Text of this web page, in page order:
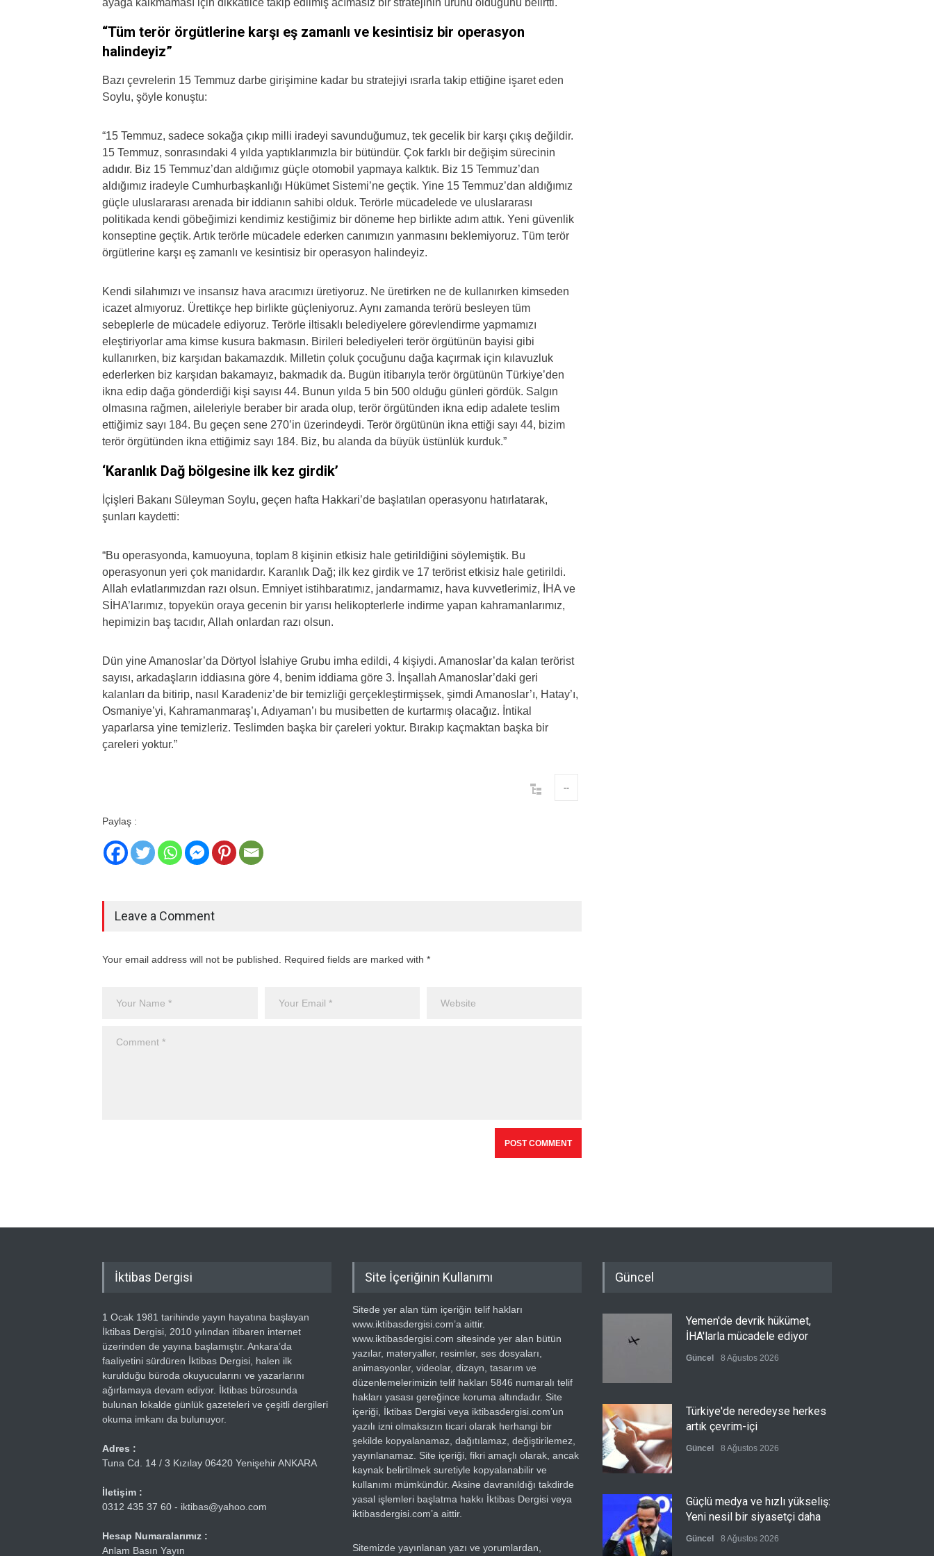
ayağa kalkmaması için dikkatlice takip edilmiş acımasız bir stratejinin ürünü olduğunu belirtti.
“Tüm terör örgütlerine karşı eş zamanlı ve kesintisiz bir operasyon
halindeyiz”
Bazı çevrelerin 15 Temmuz darbe girişimine kadar bu stratejiyi ısrarla takip ettiğine işaret eden
Soylu, şöyle konuştu:
“15 Temmuz, sadece sokağa çıkıp milli iradeyi savunduğumuz, tek gecelik bir karşı çıkış değildir.
15 Temmuz, sonrasındaki 4 yılda yaptıklarımızla bir bütündür. Çok farklı bir değişim sürecinin
adıdır. Biz 15 Temmuz’dan aldığımız güçle otomobil yapmaya kalktık. Biz 15 Temmuz’dan
aldığımız iradeyle Cumhurbaşkanlığı Hükümet Sistemi’ne geçtik. Yine 15 Temmuz’dan aldığımız
güçle uluslararası arenada bir iddianın sahibi olduk. Terörle mücadelede ve uluslararası
politikada kendi göbeğimizi kendimiz kestiğimiz bir döneme hep birlikte adım attık. Yeni güvenlik
konseptine geçtik. Artık terörle mücadele ederken canımızın yanmasını beklemiyoruz. Tüm terör
örgütlerine karşı eş zamanlı ve kesintisiz bir operasyon halindeyiz.
Kendi silahımızı ve insansız hava aracımızı üretiyoruz. Ne üretirken ne de kullanırken kimseden
icazet almıyoruz. Ürettikçe hep birlikte güçleniyoruz. Aynı zamanda terörü besleyen tüm
sebeplerle de mücadele ediyoruz. Terörle iltisaklı belediyelere görevlendirme yapmamızı
eleştiriyorlar ama kimse kusura bakmasın. Birileri belediyeleri terör örgütünün bayisi gibi
kullanırken, biz karşıdan bakamazdık. Milletin çoluk çocuğunu dağa kaçırmak için kılavuzluk
ederlerken biz karşıdan bakamayız, bakmadık da. Bugün itibarıyla terör örgütünün Türkiye’den
ikna edip dağa gönderdiği kişi sayısı 44. Bunun yılda 5 bin 500 olduğu günleri gördük. Salgın
olmasına rağmen, aileleriyle beraber bir arada olup, terör örgütünden ikna edip adalete teslim
ettiğimiz sayı 184. Bu geçen sene 270’in üzerindeydi. Terör örgütünün ikna ettiği sayı 44, bizim
terör örgütünden ikna ettiğimiz sayı 184. Biz, bu alanda da büyük üstünlük kurduk.”
‘Karanlık Dağ bölgesine ilk kez girdik’
İçişleri Bakanı Süleyman Soylu, geçen hafta Hakkari’de başlatılan operasyonu hatırlatarak,
şunları kaydetti:
“Bu operasyonda, kamuoyuna, toplam 8 kişinin etkisiz hale getirildiğini söylemiştik. Bu
operasyonun yeri çok manidardır. Karanlık Dağ; ilk kez girdik ve 17 terörist etkisiz hale getirildi.
Allah evlatlarımızdan razı olsun. Emniyet istihbaratımız, jandarmamız, hava kuvvetlerimiz, İHA ve
SİHA’larımız, topyekün oraya gecenin bir yarısı helikopterlerle indirme yapan kahramanlarımız,
hepimizin baş tacıdır, Allah onlardan razı olsun.
Dün yine Amanoslar’da Dörtyol İslahiye Grubu imha edildi, 4 kişiydi. Amanoslar’da kalan terörist
sayısı, arkadaşların iddiasına göre 4, benim iddiama göre 3. İnşallah Amanoslar’daki geri
kalanları da bitirip, nasıl Karadeniz’de bir temizliği gerçekleştirmişsek, şimdi Amanoslar’ı, Hatay’ı,
Osmaniye’yi, Kahramanmaraş’ı, Adıyaman’ı bu musibetten de kurtarmış olacağız. İntikal
yaparlarsa yine temizleriz. Teslimden başka bir çareleri yoktur. Bırakıp kaçmaktan başka bir
çareleri yoktur.”
--
Paylaş :
Leave a Comment
Your email address will not be published. Required fields are marked with *
İktibas Dergisi
1 Ocak 1981 tarihinde yayın hayatına başlayan
İktibas Dergisi, 2010 yılından itibaren internet
üzerinden de yayına başlamıştır. Ankara’da
faaliyetini sürdüren İktibas Dergisi, halen ilk
kurulduğu büroda okuyucularını ve yazarlarını
ağırlamaya devam ediyor. İktibas bürosunda
bulunan lokalde günlük gazeteleri ve çeşitli dergileri
okuma imkanı da bulunuyor.
Adres :
Tuna Cd. 14 / 3 Kızılay 06420 Yenişehir ANKARA
İletişim :
0312 435 37 60 - iktibas@yahoo.com
Hesap Numaralarımız :
Anlam Basın Yayın
Site İçeriğinin Kullanımı
Sitede yer alan tüm içeriğin telif hakları
www.iktibasdergisi.com’a aittir.
www.iktibasdergisi.com sitesinde yer alan bütün
yazılar, materyaller, resimler, ses dosyaları,
animasyonlar, videolar, dizayn, tasarım ve
düzenlemelerimizin telif hakları 5846 numaralı telif
hakları yasası gereğince koruma altındadır. Site
içeriği, İktibas Dergisi veya iktibasdergisi.com’un
yazılı izni olmaksızın ticari olarak herhangi bir
şekilde kopyalanamaz, dağıtılamaz, değiştirilemez,
yayınlanamaz. Site içeriği, fikri amaçlı olarak, ancak
kaynak belirtilmek suretiyle kopyalanabilir ve
kullanımı mümkündür. Aksine davranıldığı takdirde
yasal işlemleri başlatma hakkı İktibas Dergisi veya
iktibasdergisi.com’a aittir.
Sitemizde yayınlanan yazı ve yorumlardan,
Güncel
Yemen'de devrik hükümet,
İHA'larla mücadele ediyor
Güncel 8 Ağustos 2026
Türkiye'de neredeyse herkes
artık çevrim-içi
Güncel 8 Ağustos 2026
Güçlü medya ve hızlı yükseliş:
Yeni nesil bir siyasetçi daha
Güncel 8 Ağustos 2026